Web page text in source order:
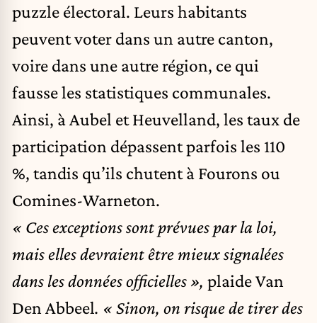
puzzle électoral. Leurs habitants
peuvent voter dans un autre canton,
voire dans une autre région, ce qui
fausse les statistiques communales.
Ainsi, à Aubel et Heuvelland, les taux de
participation dépassent parfois les 110
%, tandis qu’ils chutent à Fourons ou
Comines-Warneton.
« Ces exceptions sont prévues par la loi,
mais elles devraient être mieux signalées
dans les données officielles », plaide Van
Den Abbeel. « Sinon, on risque de tirer des